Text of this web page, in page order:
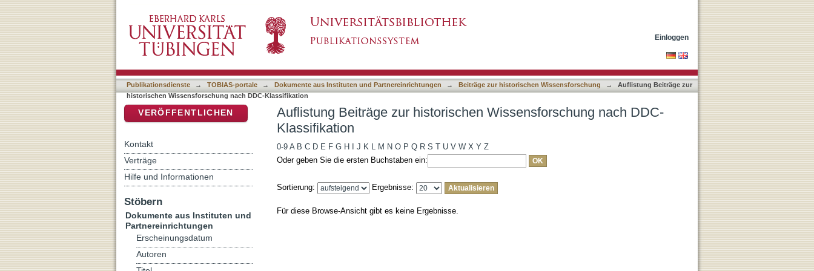
Einloggen
Publikationsdienste → TOBIAS-portale → Dokumente aus Instituten und Partnereinrichtungen → Beiträge zur historischen Wissensforschung →
Auflistung Beiträge zur
historischen Wissensforschung nach DDC-Klassifikation
Auflistung Beiträge zur historischen Wissensforschung nach DDC-
Klassifikation
0-9 A B C D E F G H J K L M N O P Q R S T U V W X Y Z
Oder geben Sie die ersten Buchstaben ein:
Sortierung: Ergebnisse:
Für diese Browse-Ansicht gibt es keine Ergebnisse.
VERÖFFENTLICHEN
Kontakt
Verträge
Hilfe und Informationen
Stöbern
Dokumente aus Instituten und
Partnereinrichtungen
Erscheinungsdatum
Autoren